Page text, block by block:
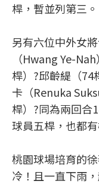
桿，暫並列第三。
另有六位中外女
（Hwang Ye-
桿）?邱齡緹（74
卡（Renuka
桿）?同為兩回合
球員五桿，也都
桃園球場培育的
冷！且一直下雨